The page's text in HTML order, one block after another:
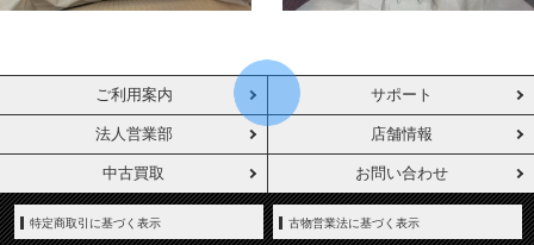
ご利用案内 サポート
法人営業部 店舗情報
中古買取 お問い合わせ
特定商取引に基づく表示 古物営業法に基づく表示